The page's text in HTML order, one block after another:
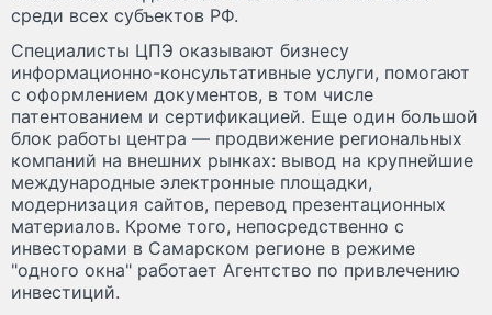
среди всех субъектов РФ.
Специалисты ЦПЭ оказывают бизнесу
информационно-консультативные услуги, помогают
с оформлением документов, в том числе
патентованием и сертификацией. Еще один большой
блок работы центра — продвижение региональных
компаний на внешних рынках: вывод на крупнейшие
международные электронные площадки,
модернизация сайтов, перевод презентационных
материалов. Кроме того, непосредственно с
инвесторами в Самарском регионе в режиме
"одного окна" работает Агентство по привлечению
инвестиций.